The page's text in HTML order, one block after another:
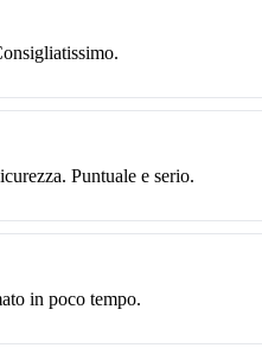
Puntuale e serio.
in poco tempo.